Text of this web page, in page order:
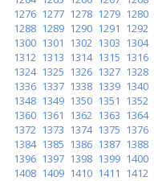
1276 1277 1278 1279 1280
1288 1289 1290 1291 1292
1300 1301 1302 1303 1304
1312 1313 1314 1315 1316
1324 1325 1326 1327 1328
1336 1337 1338 1339 1340
1348 1349 1350 1351 1352
1360 1361 1362 1363 1364
1372 1373 1374 1375 1376
1384 1385 1386 1387 1388
1396 1397 1398 1399 1400
1408 1409 1410 1411 1412